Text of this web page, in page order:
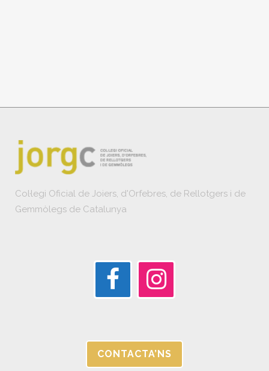
Col·legi Oficial de Joiers, d'Orfebres, de Rellotgers i de
Gemmòlegs de Catalunya
CONTACTA’NS